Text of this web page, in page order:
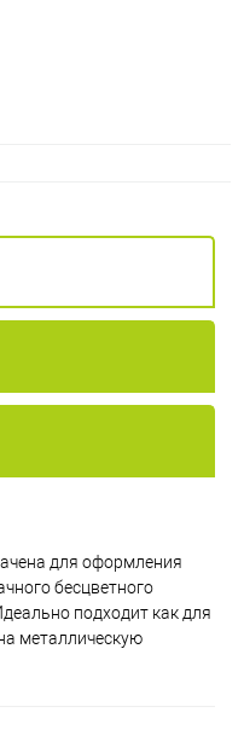
для оформления
бесцветного
подходит как для
металлическую